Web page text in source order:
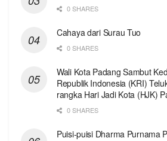
0 SHARES
Cahaya dari Surau Tuo
0 SHARES
Wali Kota Padang Sambut
Republik Indonesia (KRI)
rangka Hari Jadi Kota (HJK)
0 SHARES
Puisi-puisi Dharma Purnama